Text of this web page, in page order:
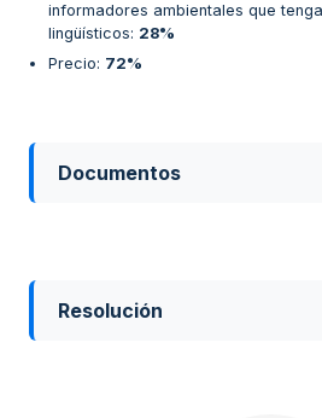
informadores ambientales que
lingüísticos: 28%
Precio: 72%
Documentos
Resolución